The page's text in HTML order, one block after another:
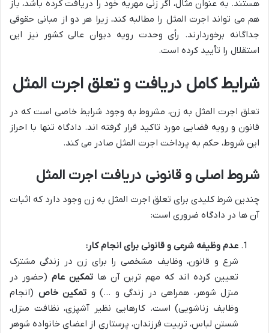
هستند. به عنوان مثال، اگر زنی مهریه خود را دریافت کرده باشد، باز
هم می تواند اجرت المثل را مطالبه کند، زیرا هر دو از مبانی حقوقی
جداگانه برخوردارند. رأی وحدت رویه دیوان عالی کشور نیز این
استقلال را تأیید کرده است.
شرایط کامل دریافت و تعلق اجرت المثل
تعلق اجرت المثل به زن، مشروط به وجود شرایط خاصی است که در
قانون و رویه قضایی مورد تاکید قرار گرفته اند. دادگاه تنها با احراز
این شروط، حکم به پرداخت اجرت المثل صادر می کند.
شروط اصلی و قانونی دریافت اجرت المثل
چندین شرط کلیدی برای تعلق اجرت المثل به زن وجود دارد که اثبات
آن ها در دادگاه ضروری است:
عدم وظیفه شرعی و قانونی برای انجام کار:
شرع و قانون، وظایف مشخصی را برای زن در زندگی مشترک
تعیین کرده اند که مهم ترین آن هاتمکین عام (حضور در
منزل شوهر، همراهی در زندگی و …) و تمکین خاص (انجام
وظایف زناشویی) است. کارهایی نظیر آشپزی، نظافت منزل،
شستن لباس، تربیت فرزندان، پرستاری از اعضای خانواده شوهر